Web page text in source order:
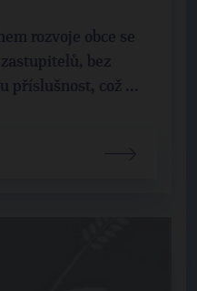
rozvoje obce se
bez
příslušnost, což ...